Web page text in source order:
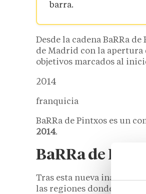
barra.
Desde la cadena BaRRa
de Madrid con la apertura
objetivos marcados al
2014
franquicia
BaRRa de Pintxos es un
2014.
BaRRa de
Tras esta nueva
las regiones donde ya